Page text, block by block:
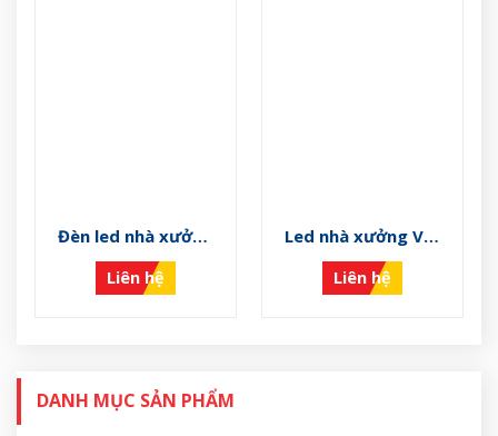
Đèn led nhà xưởng
VS-LNX-PN C
Liên hệ
Led nhà xưởng VS-
LNX-PN B
Liên hệ
DANH MỤC SẢN PHẨM